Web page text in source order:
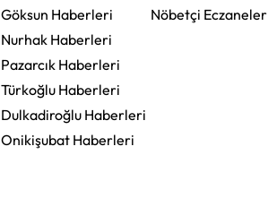
Göksun Haberleri
Nurhak Haberleri
Pazarcık Haberleri
Türkoğlu Haberleri
Dulkadiroğlu Haberleri
Onikişubat Haberleri
Nöbetçi Eczaneler